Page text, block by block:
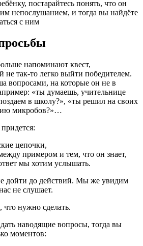
постарайтесь понять, что он
непослушанием, и тогда вы найдёте
с ним
напоминают квест,
не так-то легко выйти победителем.
вопросами, на которые он не в
«ты думаешь, учительнице
в школу?», «ты решил на своих
микробов?»…
цепочки,
примером и тем, что он знает,
мы хотим услышать.
дойти до действий. Мы же увидим
не слушает.
нужно сделать.
наводящие вопросы, тогда вы
моментов: